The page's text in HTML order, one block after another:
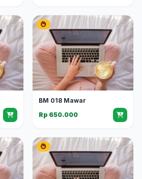
BM 018 Mawar
Rp 650.000